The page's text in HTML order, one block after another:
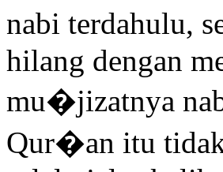
nabi terdahulu,
hilang dengan
mu�jizatnya
Qur�an itu tidak